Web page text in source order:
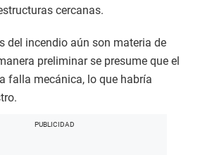
cercanas.
del incendio aún son materia de
preliminar se presume que el
falla mecánica, lo que habría